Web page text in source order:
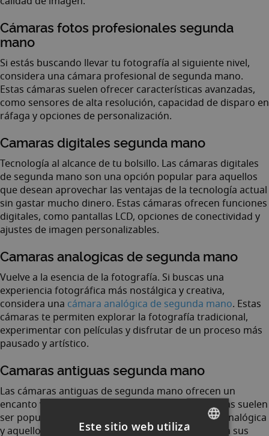
Cámaras fotos profesionales segunda
mano
Si estás buscando llevar tu fotografía al siguiente nivel,
considera una cámara profesional de segunda mano.
Estas cámaras suelen ofrecer características avanzadas,
como sensores de alta resolución, capacidad de disparo en
ráfaga y opciones de personalización.
Camaras digitales segunda mano
Tecnología al alcance de tu bolsillo. Las cámaras digitales
de segunda mano son una opción popular para aquellos
que desean aprovechar las ventajas de la tecnología actual
sin gastar mucho dinero. Estas cámaras ofrecen funciones
digitales, como pantallas LCD, opciones de conectividad y
ajustes de imagen personalizables.
Camaras analogicas de segunda mano
Vuelve a la esencia de la fotografía. Si buscas una
experiencia fotográfica más nostálgica y creativa,
considera una cámara analógica de segunda mano. Estas
cámaras te permiten explorar la fotografía tradicional,
experimentar con películas y disfrutar de un proceso más
pausado y artístico.
Camaras antiguas segunda mano
Las cámaras antiguas de segunda mano ofrecen un
encanto vintage y una estética única. Estas cámaras suelen
ser populares entre los amantes de la fotografía analógica
y aquellos que buscan agregar un toque especial a sus
Este sitio web utiliza